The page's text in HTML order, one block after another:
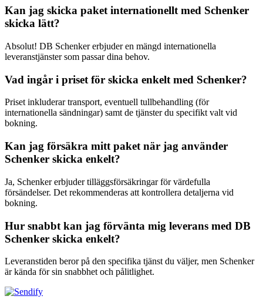
Kan jag skicka paket internationellt med Schenker
skicka lätt?
Absolut! DB Schenker erbjuder en mängd internationella
leveranstjänster som passar dina behov.
Vad ingår i priset för skicka enkelt med Schenker?
Priset inkluderar transport, eventuell tullbehandling (för
internationella sändningar) samt de tjänster du specifikt valt vid
bokning.
Kan jag försäkra mitt paket när jag använder
Schenker skicka enkelt?
Ja, Schenker erbjuder tilläggsförsäkringar för värdefulla
försändelser. Det rekommenderas att kontrollera detaljerna vid
bokning.
Hur snabbt kan jag förvänta mig leverans med DB
Schenker skicka enkelt?
Leveranstiden beror på den specifika tjänst du väljer, men Schenker
är kända för sin snabbhet och pålitlighet.